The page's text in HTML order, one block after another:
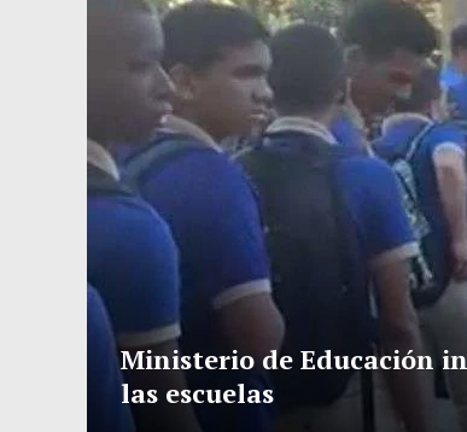
Ministerio de Educación
las escuelas